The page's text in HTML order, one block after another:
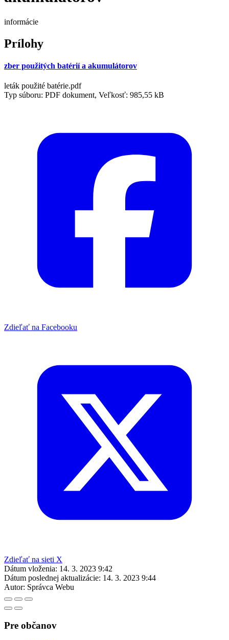
informácie
Prílohy
zber použitých batérií a akumulátorov
leták použité batérie.pdf
Typ súboru: PDF dokument, Veľkosť: 985,55 kB
Zdieľať na Facebooku
Zdieľať na sieti X
Dátum vloženia: 14. 3. 2023 9:42
Dátum poslednej aktualizácie: 14. 3. 2023 9:44
Autor: Správca Webu
Pre občanov